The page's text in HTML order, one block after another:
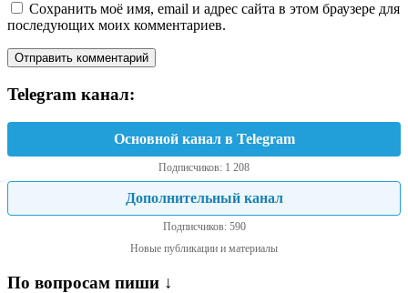
Сохранить моё имя, email и адрес сайта в этом браузере для
последующих моих комментариев.
Telegram канал:
Основной канал в Telegram
Подписчиков: 1 208
Дополнительный канал
Подписчиков: 590
Новые публикации и материалы
По вопросам пиши ↓